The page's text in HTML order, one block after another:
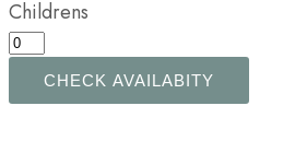
Childrens
CHECK AVAILABITY